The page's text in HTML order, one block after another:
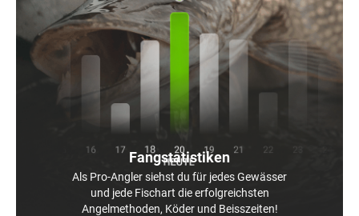
Fangstatistiken
Als Pro-Angler siehst du für jedes Gewässer
und jede Fischart die erfolgreichsten
Angelmethoden, Köder und Beisszeiten!